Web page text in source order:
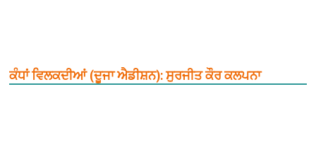
ਕੰਧਾਂ ਵਿਲਕਦੀਆਂ (ਦੂਜਾ ਐਡੀਸ਼ਨ): ਸੁਰਜੀਤ ਕੌਰ ਕਲਪਨਾ